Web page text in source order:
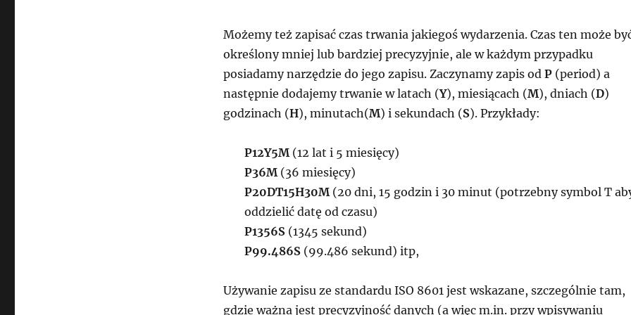
Możemy też zapisać czas trwania jakiegoś wydarzenia. Czas ten może
określony mniej lub bardziej precyzyjnie, ale w każdym przypadku
posiadamy narzędzie do jego zapisu. Zaczynamy zapis od P(period) a
następnie dodajemy trwanie w latach (Y), miesiącach (M), dniach (D)
godzinach (H), minutach(M) i sekundach (S). Przykłady:
P12Y5M(12 lat i 5 miesięcy)
P36M(36 miesięcy)
P20DT15H30M(20 dni, 15 godzin i 30 minut (potrzebny symbol T
oddzielić datę od czasu)
P1356S(1345 sekund)
P99.486S(99.486 sekund) itp,
Używanie zapisu ze standardu ISO 8601 jest wskazane, szczególnie tam,
gdzie ważna jest precyzyjność danych (a więc m.in. przy wpisywaniu